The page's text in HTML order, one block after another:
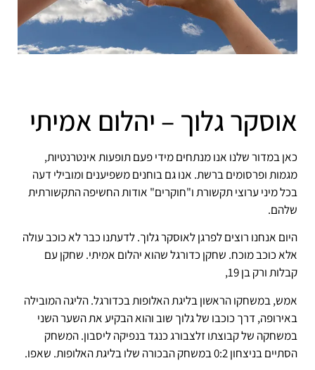
אוסקר גלוך – יהלום אמיתי
כאן במדור שלנו אנו מנתחים מידי פעם תופעות אינטרנטיות,
מגמות ופרסומים ברשת. אנו גם בוחנים משפיענים ומובילי דעה
בכל מיני ערוצי תקשורת ו"חוקרים" אודות החשיפה התקשורתית
שלהם.
היום אנחנו רוצים לפרגן לאוסקר גלוך. לדעתנו כבר לא כוכב עולה
אלא כוכב מוכח. שחקן כדורגל שהוא יהלום אמיתי. שחקן עם
קבלות ורק בן 19,
אמש, במשחקו הראשון בליגת האלופות בכדורגל. הליגה המובילה
באירופה, דרך כוכבו של גלוך שוב והוא הבקיע את השער השני
במשחקה של קבוצתו זלצבורג כנגד בנפיקה ליסבון. המשחק
הסתיים בניצחון 0:2 במשחק הבכורה שלו בליגת האלופות. שאפו.